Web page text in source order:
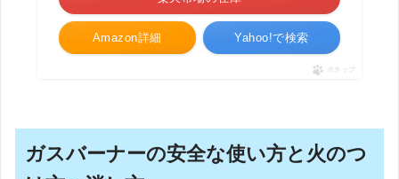
Amazon詳細 Yahoo!で検索
ポチップ
ガスバーナーの安全な使い方と火のつ